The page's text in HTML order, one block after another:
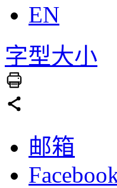
EN
字型大小
邮箱